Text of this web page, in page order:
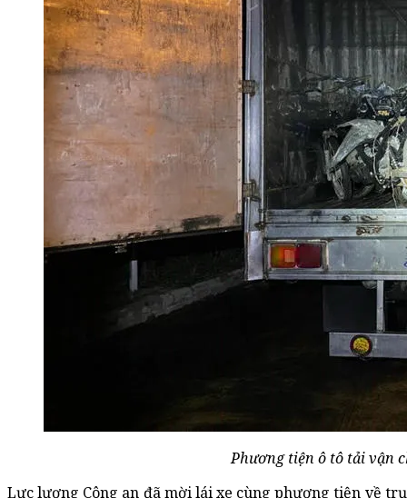
Phương tiện ô tô tải vận
Lực lượng Công an đã mời lái xe cùng phương tiện về